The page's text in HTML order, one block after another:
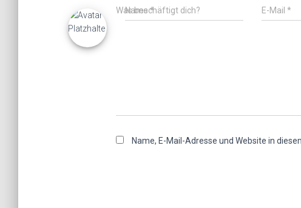
Name* E-Mail*
Was beschäftigt dich?
Name, E-Mail-Adresse und Website in